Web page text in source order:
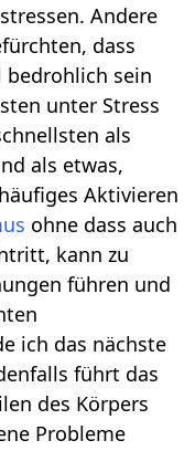
Andere
dass
sein
unter Stress
als
als etwas,
Aktivieren
ohne dass auch
kann zu
führen und
ich das nächste
führt das
des Körpers
Probleme